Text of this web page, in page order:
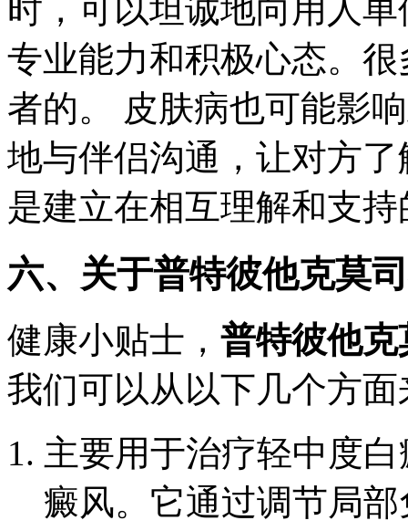
时，可以坦诚地向用人
专业能力和积极心态。
者的。 皮肤病也可能影
地与伴侣沟通，让对方
是建立在相互理解和支
六、关于普特彼他克莫
健康小贴士， 普特彼他
我们可以从以下几个方
主要用于治疗轻中度
癜风。它通过调节局